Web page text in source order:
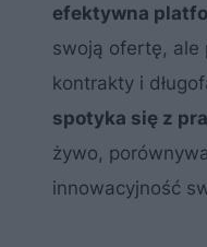
efektywna
swoją ofertę, ale
kontrakty i
spotyka się z
żywo,
innowacyjność